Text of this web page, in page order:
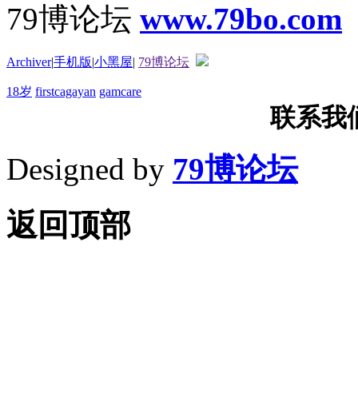
79博论坛 www.79bo.com
Archiver|手机版|小黑屋| 79博论坛
18岁 firstcagayan gamcare
联系我
Designed by 79博论坛
返回顶部